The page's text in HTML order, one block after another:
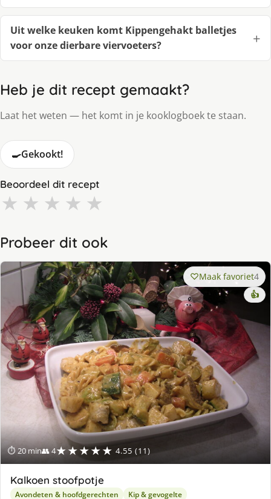
Uit welke keuken komt Kippengehakt balletjes
voor onze dierbare viervoeters?
Heb je dit recept gemaakt?
Laat het weten — het komt in je kooklogboek te staan.
🍳Gekookt!
Beoordeel dit recept
★ ★ ★ ★ ★
Probeer dit ook
⏱ 20 min👥 4★★★★★ 4.55 (11)
Maak favoriet4
👍
Kalkoen stoofpotje
Avondeten & hoofdgerechten Kip & gevogelte